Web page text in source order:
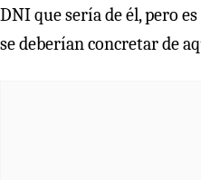
DNI que sería de él, pero
se deberían concretar de